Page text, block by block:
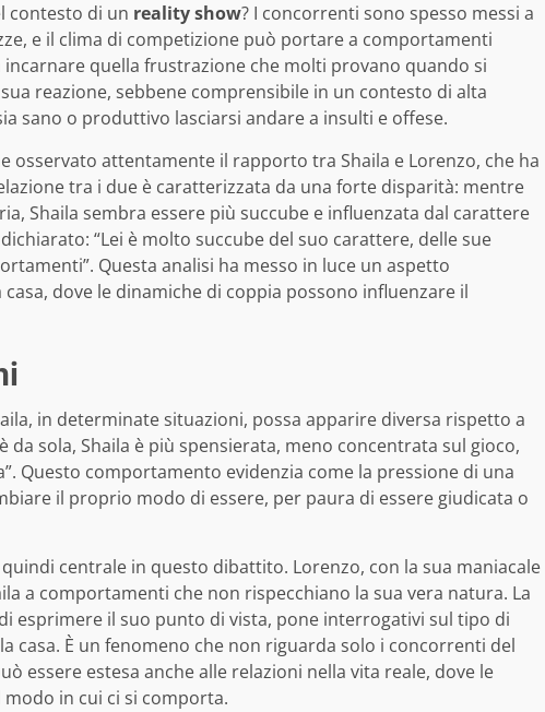
contesto di un reality show? I concorrenti sono spesso messi a
e il clima di competizione può portare a comportamenti
quella frustrazione che molti provano quando si
reazione, sebbene comprensibile in un contesto di alta
sano o produttivo lasciarsi andare a insulti e offese.
osservato attentamente il rapporto tra Shaila e Lorenzo, che ha
tra i due è caratterizzata da una forte disparità: mentre
Shaila sembra essere più succube e influenzata dal carattere
“Lei è molto succube del suo carattere, delle sue
Questa analisi ha messo in luce un aspetto
dove le dinamiche di coppia possono influenzare il
in determinate situazioni, possa apparire diversa rispetto a
da sola, Shaila è più spensierata, meno concentrata sul gioco,
Questo comportamento evidenzia come la pressione di una
il proprio modo di essere, per paura di essere giudicata o
centrale in questo dibattito. Lorenzo, con la sua maniacale
a comportamenti che non rispecchiano la sua vera natura. La
esprimere il suo punto di vista, pone interrogativi sul tipo di
casa. È un fenomeno che non riguarda solo i concorrenti del
essere estesa anche alle relazioni nella vita reale, dove le
in cui ci si comporta.